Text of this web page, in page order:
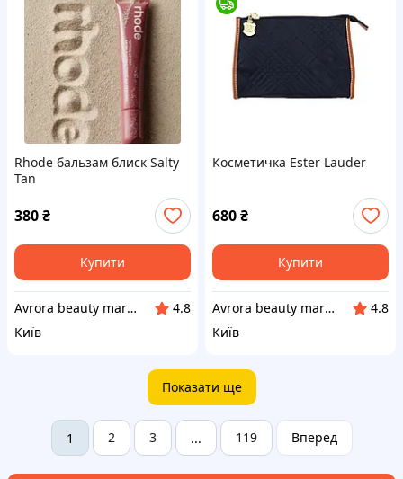
Rhode бальзам блиск Salty
Tan
380₴
Купити
Avrora beauty market
4.8
Київ
Косметичка Ester Lauder
680₴
Купити
Avrora beauty market
4.8
Київ
Показати ще
1 2 3 ... 119 Вперед